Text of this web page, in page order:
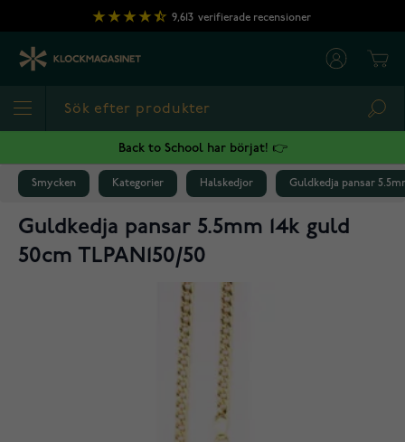
Hoppa till innehållet
9,613 verifierade recensioner
Back to School har börjat! 👉
Smycken Kategorier Halskedjor Guldkedja pansar
Guldkedja pansar 5.5mm 14k guld
50cm TLPAN150/50